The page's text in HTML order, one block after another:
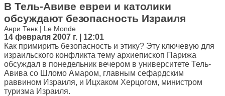
В Тель-Авиве евреи и католики
обсуждают безопасность Израиля
Анри Тенк | Le Monde
14 февраля 2007 г. | 12:01
Как примирить безопасность и этику? Эту ключевую для
израильского конфликта тему архиепископ Парижа
обсуждал в понедельник вечером в университете Тель-
Авива со Шломо Амаром, главным сефардским
раввином Израиля, и Ицхаком Херцогом, министром
туризма Израиля.